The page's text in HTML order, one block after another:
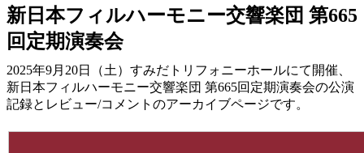
新日本フィルハーモニー交響楽団 第665
回定期演奏会
2025年9月20日（土）すみだトリフォニーホールにて開催、
新日本フィルハーモニー交響楽団 第665回定期演奏会の公演
記録とレビュー/コメントのアーカイブページです。